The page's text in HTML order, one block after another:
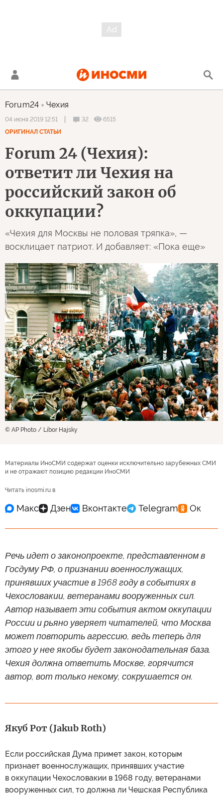
Forum24 Чехия
04 июня 2019 12:51 32
6515
ОРИГИНАЛ СТАТЬИ
Forum 24 (Чехия):
ответит ли Чехия на
российский закон об
оккупации?
«Чехия для Москвы не половая тряпка», —
восклицает патриот. И добавляет: «Пока еще»
© AP Photo / Libor Hajsky
Материалы ИноСМИ содержат оценки исключительно зарубежных СМИ
и не отражают позицию редакции ИноСМИ
Читать inosmi.ru в
Речь идет о законопроекте, представленном в
Госдуму РФ, о признании военнослужащих,
принявших участие в 1968 году в событиях в
Чехословакии, ветеранами вооруженных сил.
Автор называет эти события актом оккупации
России и рьяно уверяет читателей, что Москва
может повторить агрессию, ведь теперь для
этого у нее якобы будет законодательная база.
Чехия должна ответить Москве, горячится
автор, вот только некому, сокрушается он.
Якуб Рот (Jakub Roth)
Если российская Дума примет закон, которым
признает военнослужащих, принявших участие
в оккупации Чехословакии в 1968 году, ветеранами
вооруженных сил, то должна ли Чешская Республика